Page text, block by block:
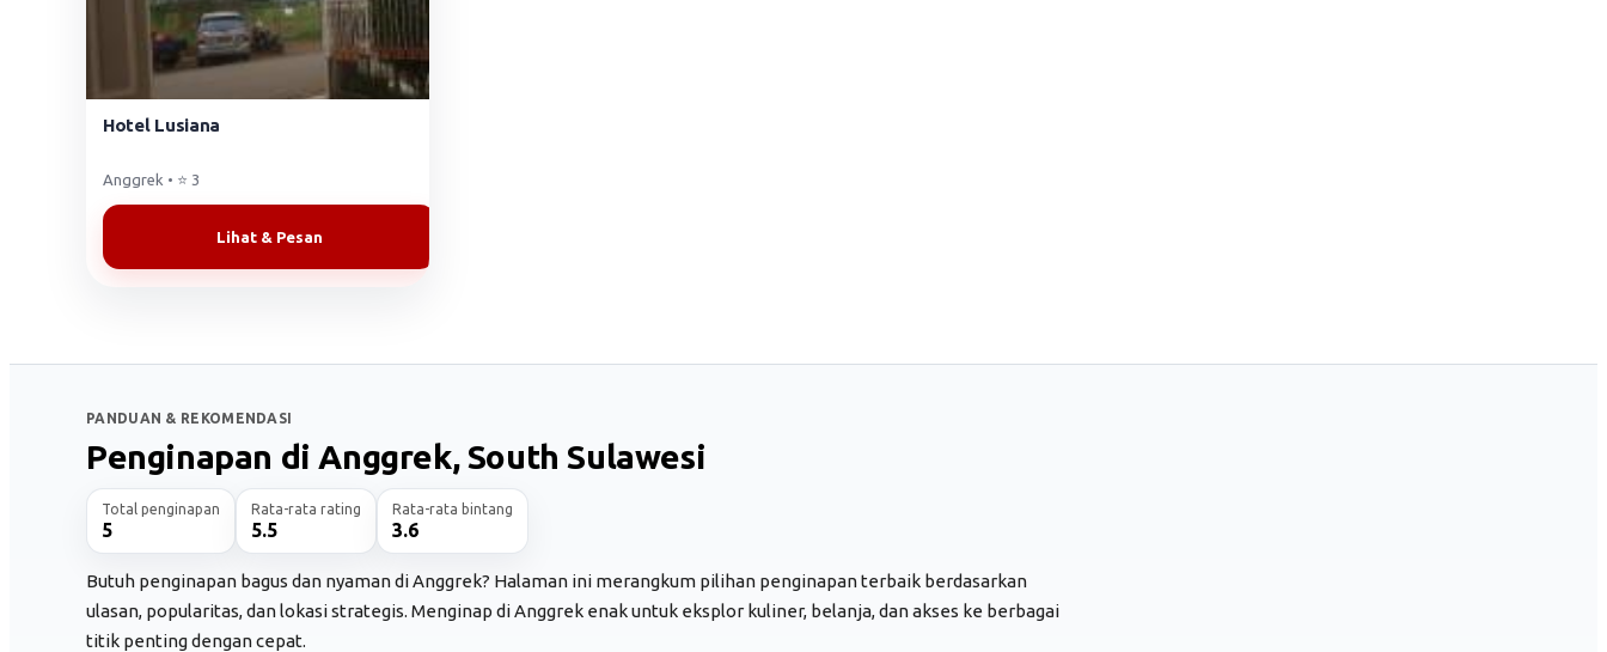
Hotel Lusiana
Anggrek • ⭐ 3
Lihat & Pesan
PANDUAN & REKOMENDASI
Penginapan di Anggrek, South Sulawesi
Total penginapan
5
Rata-rata rating
5.5
Rata-rata bintang
3.6
Butuh penginapan bagus dan nyaman di Anggrek? Halaman ini merangkum pilihan penginapan terbaik berdasarkan
ulasan, popularitas, dan lokasi strategis. Menginap di Anggrek enak untuk eksplor kuliner, belanja, dan akses ke berbagai
titik penting dengan cepat.